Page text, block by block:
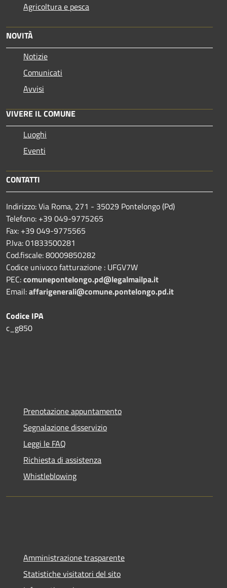
Agricoltura e pesca
NOVITÀ
Notizie
Comunicati
Avvisi
VIVERE IL COMUNE
Luoghi
Eventi
CONTATTI
Indirizzo: Via Roma, 271 - 35029 Pontelongo (Pd)
Telefono: +39 049-9775265
Fax: +39 049-9775565
P.Iva: 01833500281
Cod.fiscale: 80009850282
Codice univoco fatturazione : UFGV7W
PEC:comunepontelongo.pd@legalmailpa.it
Email:affarigenerali@comune.pontelongo.pd.it
Codice IPA
c_g850
Prenotazione appuntamento
Segnalazione disservizio
Leggi le FAQ
Richiesta di assistenza
Whistleblowing
Amministrazione trasparente
Statistiche visitatori del sito